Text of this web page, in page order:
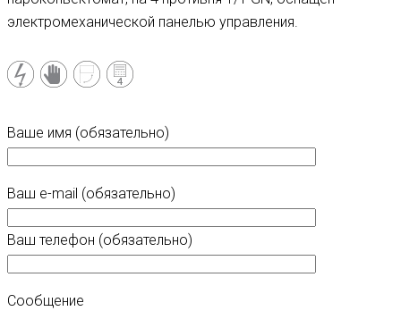
электромеханической панелью управления.
Ваше имя (обязательно)
Ваш e-mail (обязательно)
Ваш телефон (обязательно)
Сообщение